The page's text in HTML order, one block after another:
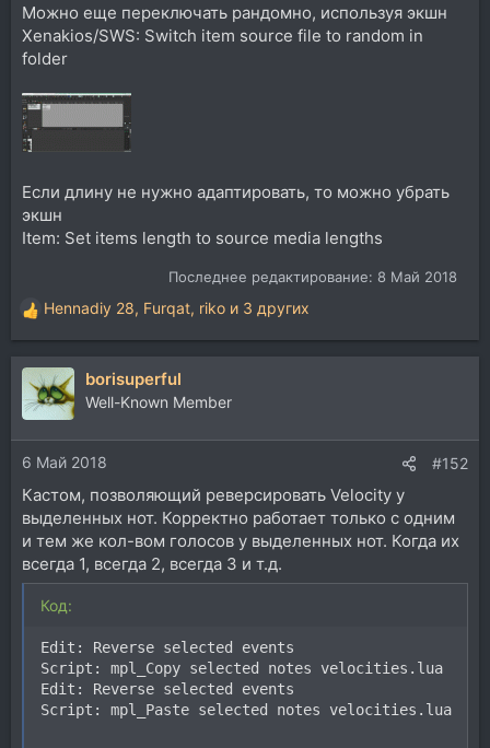
Можно еще переключать рандомно, используя экшн
Xenakios/SWS: Switch item source file to random in
folder
Если длину не нужно адаптировать, то можно убрать
экшн
Item: Set items length to source media lengths
Последнее редактирование: 8 Май 2018
Р
е
а
к
ц
и
и
:
Hennadiy 28, Furqat, riko и 3 других
borisuperful
Well-Known Member
6 Май 2018 #152
Кастом, позволяющий реверсировать Velocity у
выделенных нот. Корректно работает только с одним
и тем же кол-вом голосов у выделенных нот. Когда их
всегда 1, всегда 2, всегда 3 и т.д.
Код:
Edit: Reverse selected events
Script: mpl_Copy selected notes velocities.lua
Edit: Reverse selected events
Script: mpl_Paste selected notes velocities.lua